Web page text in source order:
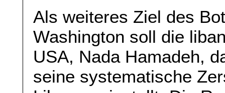
Als weiteres Ziel des
Washington soll die
USA, Nada Hamadeh,
seine systematische